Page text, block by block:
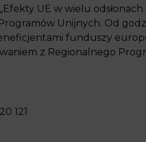
UE w wielu
Unijnych. Od
funduszy
z Regionalnego
121